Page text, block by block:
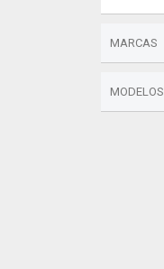
MARCAS
MODELOS